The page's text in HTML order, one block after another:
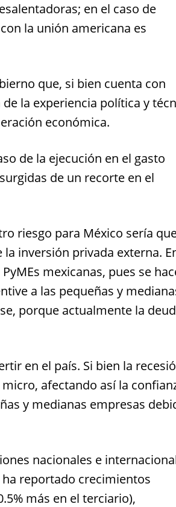
en el caso de
la unión americana es
que, si bien cuenta con
la experiencia política y
económica.
de la ejecución en el gasto
de un recorte en el
riesgo para México sería
inversión privada externa.
mexicanas, pues se
a las pequeñas y
porque actualmente la
en el país. Si bien la
afectando así la
y medianas empresas
nacionales e
reportado crecimientos
más en el terciario),